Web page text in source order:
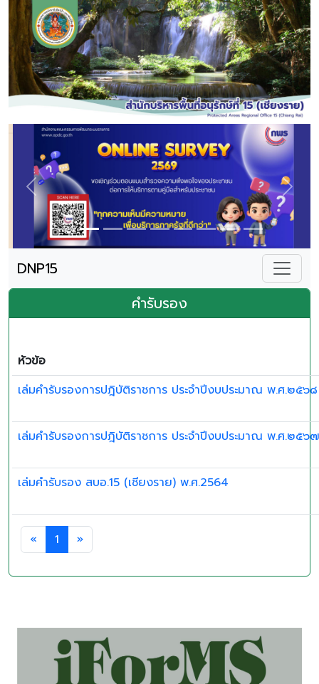
Previous Next
DNP15
คำรับรอง
หัวข้อ
เล่มคำรับรอง สบอ.15 (เชียงราย) พ.ศ.2564
« 1 »